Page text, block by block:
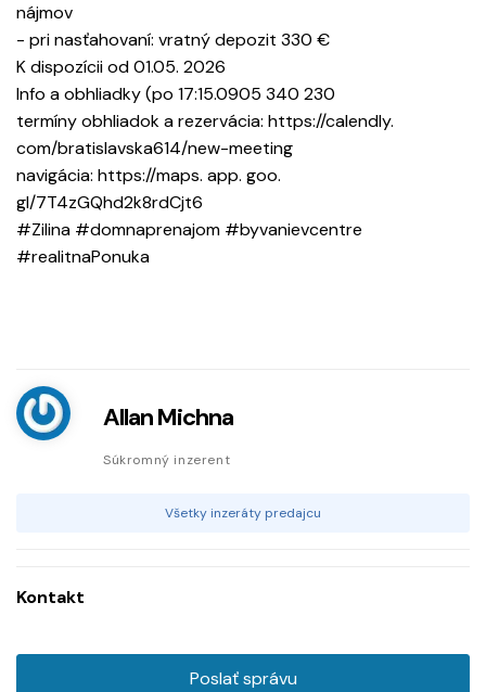
nájmov
- pri nasťahovaní: vratný depozit 330 €
K dispozícii od 01.05. 2026
Info a obhliadky (po 17:15.0905 340 230
termíny obhliadok a rezervácia: https://calendly.
com/bratislavska614/new-meeting
navigácia: https://maps. app. goo.
gl/7T4zGQhd2k8rdCjt6
#Zilina #domnaprenajom #byvanievcentre
#realitnaPonuka
Allan Michna
Súkromný inzerent
Všetky inzeráty predajcu
Kontakt
Poslať správu